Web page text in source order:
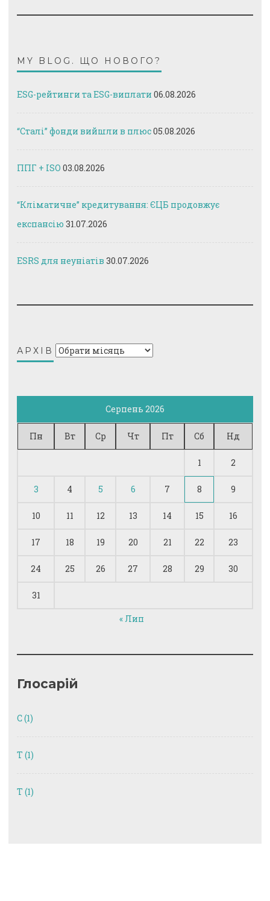
MY BLOG. ЩО НОВОГО?
ESG-рейтинги та ESG-виплати 06.08.2026
“Сталі” фонди вийшли в плюс05.08.2026
ППГ + ISO 03.08.2026
“Кліматичне” кредитування: ЄЦБ продовжує
експансію 31.07.2026
ESRS для неуніатів 30.07.2026
АРХІВ Архів
Серпень 2026
Пн Вт Ср Чт Пт Сб Нд
1 2
3 4 5 6 7 8 9
10 11 12 13 14 15 16
17 18 19 20 21 22 23
24 25 26 27 28 29 30
31
« Лип
Глосарій
C(1)
T (1)
Т (1)